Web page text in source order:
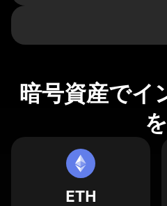
暗号資産でイ
を
ETH